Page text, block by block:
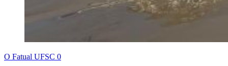
O Fatual UFSC 0